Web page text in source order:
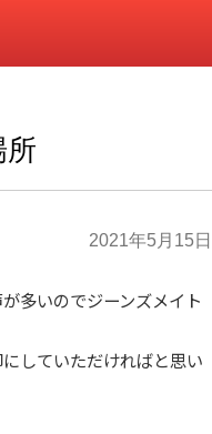
所
2021年5月15日
多いのでジーンズメイト
していただければと思い